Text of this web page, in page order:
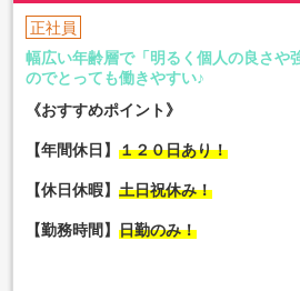
正社員
幅広い年齢層で「明るく個人の良さや
のでとっても働きやすい♪
《おすすめポイント》
【年間休日】１２０日あり！
【休日休暇】土日祝休み！
【勤務時間】日勤のみ！